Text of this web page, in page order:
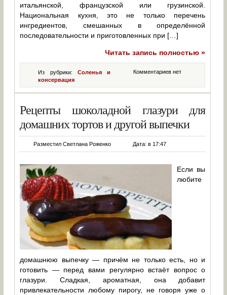
итальянской, французской или грузинской.
Национальная кухня, это не только перечень
ингредиентов, смешанных в определённой
последовательности и приготовленных при […]
Читать запись полностью »
Комментариев нет
Из рубрики: Соленья и
консервация
Рецепты шоколадной глазури для
домашних тортов и другой выпечки
Разместил Светлана Роженко Дата: в 17:47
Если вы
любите
домашнюю выпечку — причём не только есть, но и
готовить — перед вами регулярно встаёт вопрос о
глазури. Сладкая, ароматная, она добавит
привлекательности любому пирогу, не говоря уже о